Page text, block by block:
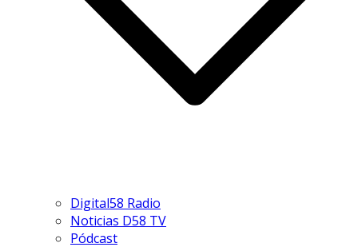
Digital58 Radio
Noticias D58 TV
Pódcast